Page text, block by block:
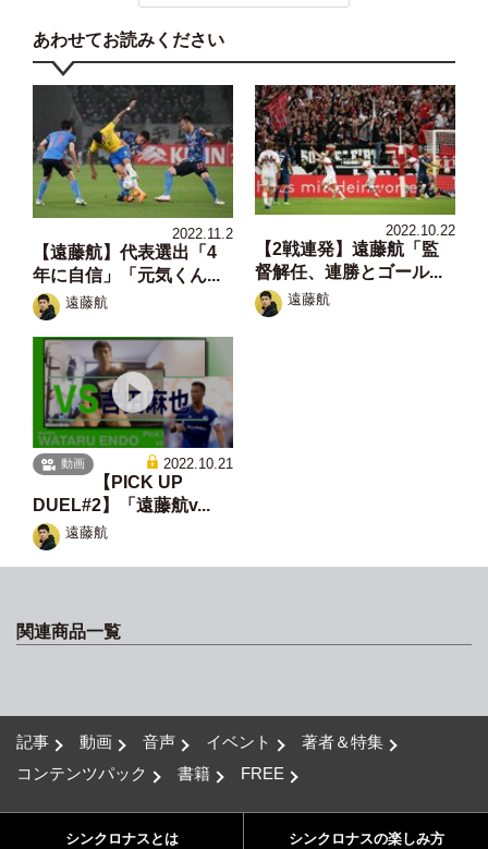
あわせてお読みください
2022.11.2
【遠藤航】代表選出「4
年に自信」「元気くん...
遠藤航
2022.10.22
【2戦連発】遠藤航「監
督解任、連勝とゴール...
遠藤航
動画 2022.10.21
【PICK UP
DUEL#2】「遠藤航v...
遠藤航
関連商品一覧
記事 動画 音声 イベント
著者＆特集
コンテンツパック
書籍 FREE
シンクロナスとは シンクロナスの楽しみ方